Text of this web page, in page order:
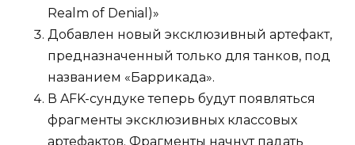
Realm of Denial)»
Добавлен новый эксклюзивный артефакт,
предназначенный только для танков, под
названием «Баррикада».
В AFK-сундуке теперь будут появляться
фрагменты эксклюзивных классовых
артефактов. Фрагменты начнут падать